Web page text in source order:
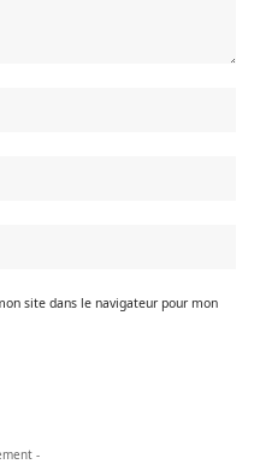
site dans le navigateur pour mon
-